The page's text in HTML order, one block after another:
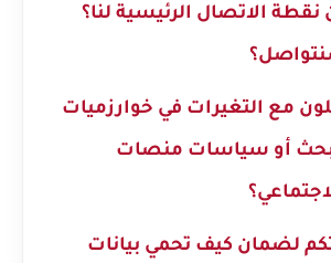
الاتصال الرئيسية لنا؟
مع التغيرات في خوارزميات
أو سياسات منصات
لضمان كيف تحمي بيانات